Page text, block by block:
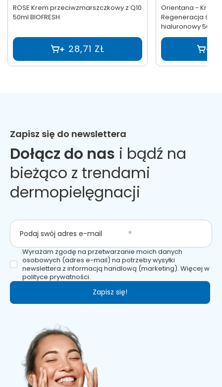
ROSE Krem przeciwzmarszczkowy z Q10
50ml BIOFRESH
28,71 ZŁ
Orientana - Krem
Regeneracja śluz
hialuronowy 50g
Zapisz się do newslettera
Dołącz do nas i bądź na
bieżąco z trendami
dermopielęgnacji
Podaj swój adres e-mail
Wyrażam zgodę na przetwarzanie moich danych
osobowych (adres e-mail) na potrzeby wysyłki
newslettera z informacją handlową (marketing). Więcej w
polityce prywatności.
Zapisz się!